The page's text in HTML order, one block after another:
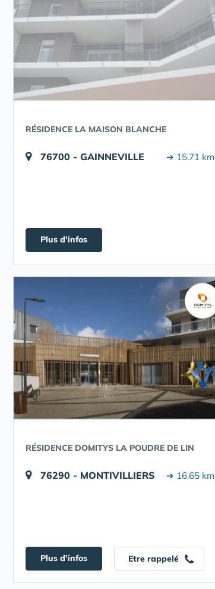
RÉSIDENCE LA MAISON BLANCHE
76700 - GAINNEVILLE ➔ 15.71 km
Plus d'infos
RÉSIDENCE DOMITYS LA POUDRE DE LIN
76290 - MONTIVILLIERS ➔ 16.65 km
Plus d'infos Etre rappelé